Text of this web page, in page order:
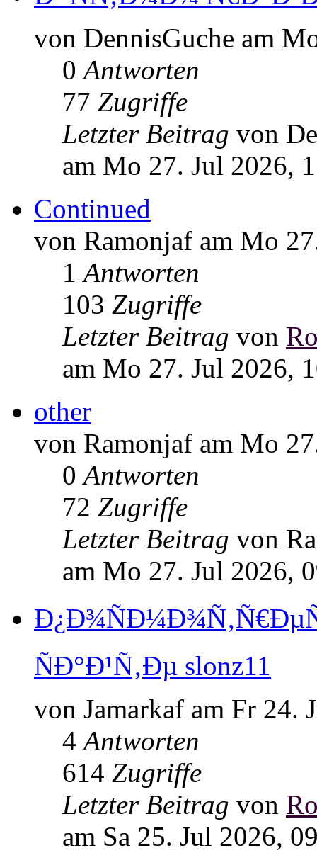
von DennisGuche am
0Antworten
77 Zugriffe
Letzter Beitrag von
am Mo 27. Jul 2026,
Continued
von Ramonjaf am Mo
1Antworten
103 Zugriffe
Letzter Beitrag von
am Mo 27. Jul 2026,
other
von Ramonjaf am Mo
0Antworten
72 Zugriffe
Letzter Beitrag von
am Mo 27. Jul 2026,
ÑÐ°Ð¹Ñ‚Ðµ slonz11
von Jamarkaf am Fr 24.
4Antworten
614 Zugriffe
Letzter Beitrag von
am Sa 25. Jul 2026,